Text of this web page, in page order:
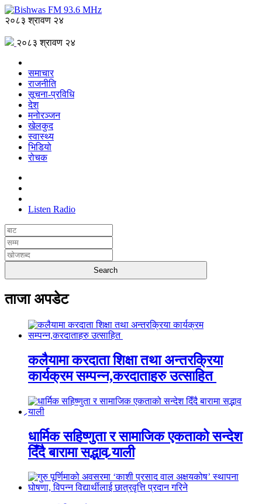
२०८३ श्रावण २४
२०८३ श्रावण २४
समाचार
राजनीति
सूचना-प्रविधि
देश
मनोरञ्जन
खेलकुद
स्वास्थ्य
भिडियो
रोचक
Listen Radio
ताजा अपडेट
कलैयामा करदाता शिक्षा तथा अन्तरक्रिया
कार्यक्रम सम्पन्न,करदाताहरु उत्साहित
धार्मिक सहिष्णुता र सामाजिक एकताको सन्देश
दिँदै बारामा सद्भाव र्‍याली